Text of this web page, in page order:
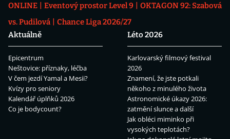
ONLINE
Eventový prostor Level 9
OKTAGON 92: Szabová
vs. Pudilová
Chance Liga 2026/27
Aktuálně
Epicentrum
Neštovice: příznaky, léčba
V čem jezdí Yamal a Mesii?
Kvízy pro seniory
Kalendář úplňků 2026
Co je bodycount?
Léto 2026
Karlovarský filmový festival
2026
Znamení, že jste potkali
někoho z minulého života
Astronomické úkazy 2026:
zatmění slunce a další
Jak obléci miminko při
vysokých teplotách?